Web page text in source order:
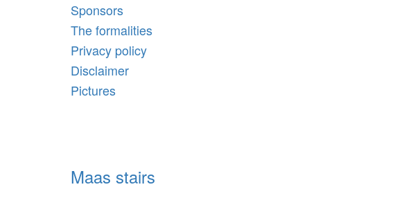
Sponsors
The formalities
Privacy policy
Disclaimer
Pictures
Maas stairs